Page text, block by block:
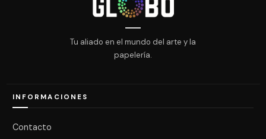
Tu aliado en el mundo del arte y la
papelería.
INFORMACIONES
Contacto